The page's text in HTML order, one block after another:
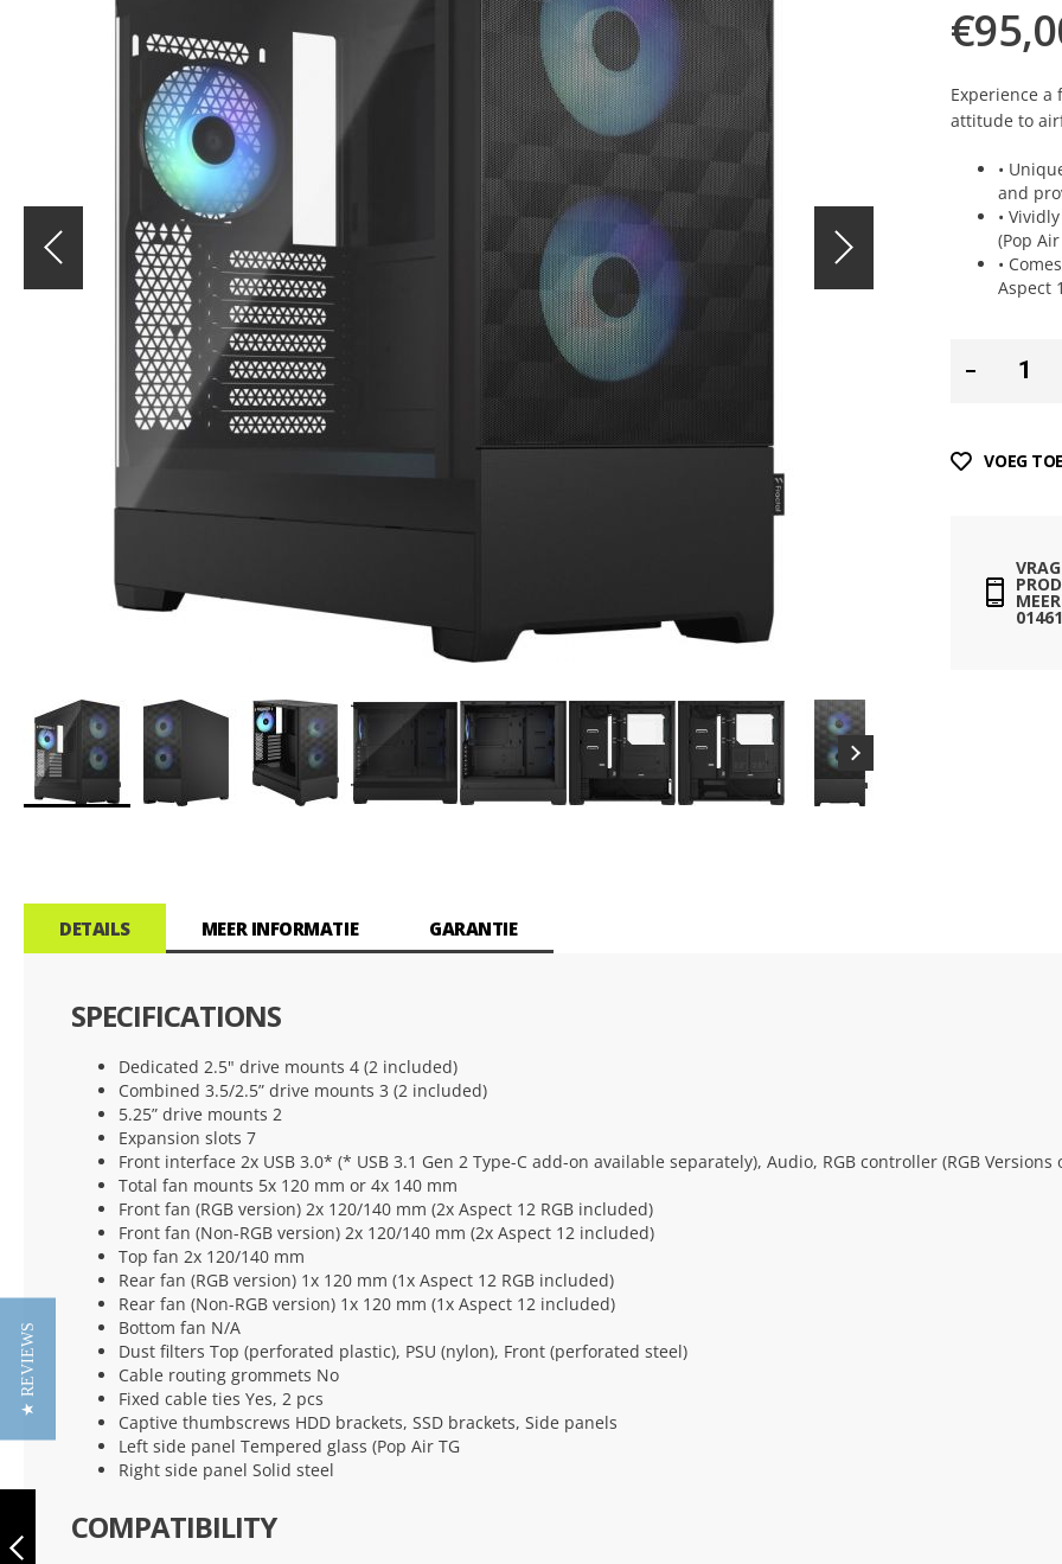
POP AIR BLACK
TG CLEAR TINT
afbeeldingen-
Experience a
attitude to
•
and
•
(Pop
•
Aspect
VOEG
DETAILS
SPECIFICATIONS
Dedicated 2.5" drive mounts 4 (2 included)
Combined 3.5/2.5” drive mounts 3 (2 included)
5.25” drive mounts 2
Expansion slots 7
Front interface 2x USB 3.0* (* USB 3.1 Gen 2 Type-C add-on available separately), Audio, RGB controller (RGB Versions
Total fan mounts 5x 120 mm or 4x 140 mm
Front fan (RGB version) 2x 120/140 mm (2x Aspect 12 RGB included)
Front fan (Non-RGB version) 2x 120/140 mm (2x Aspect 12 included)
Top fan 2x 120/140 mm
Rear fan (RGB version) 1x 120 mm (1x Aspect 12 RGB included)
Rear fan (Non-RGB version) 1x 120 mm (1x Aspect 12 included)
Bottom fan N/A
Dust filters Top (perforated plastic), PSU (nylon), Front (perforated steel)
Cable routing grommets No
Fixed cable ties Yes, 2 pcs
Captive thumbscrews HDD brackets, SSD brackets, Side panels
Left side panel Tempered glass (Pop Air TG
Right side panel Solid steel
COMPATIBILITY
MEER INFORMATIE GARANTIE
★ REVIEWS